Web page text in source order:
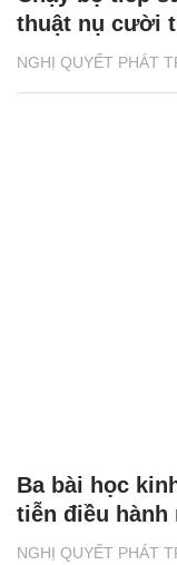
NGHỊ QUYẾT PHÁT
thuật nụ cười
NGHỊ QUYẾT PHÁT
Ba bài học
tiễn điều hành